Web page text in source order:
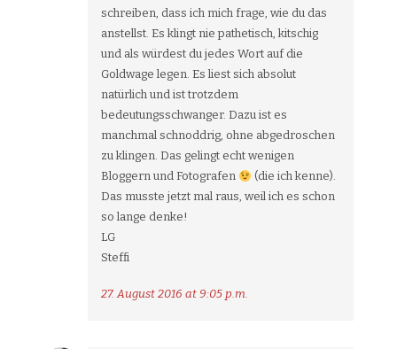
schreiben, dass ich mich frage, wie du das
anstellst. Es klingt nie pathetisch, kitschig
und als würdest du jedes Wort auf die
Goldwage legen. Es liest sich absolut
natürlich und ist trotzdem
bedeutungsschwanger. Dazu ist es
manchmal schnoddrig, ohne abgedroschen
zu klingen. Das gelingt echt wenigen
Bloggern und Fotografen
(die ich kenne).
Das musste jetzt mal raus, weil ich es schon
so lange denke!
LG
Steffi
27. August 2016 at 9:05 p.m.